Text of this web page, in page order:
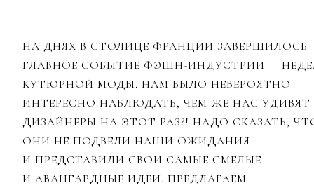
НА ДНЯХ В СТОЛИЦЕ ФРАНЦИИ ЗАВЕРШИЛОСЬ
ГЛАВНОЕ СОБЫТИЕ ФЭШН-ИНДУСТРИИ —
КУТЮРНОЙ МОДЫ. НАМ БЫЛО НЕВЕРОЯТНО
ИНТЕРЕСНО НАБЛЮДАТЬ, ЧЕМ ЖЕ НАС УДИВЯТ
ДИЗАЙНЕРЫ НА ЭТОТ РАЗ?! НАДО СКАЗАТЬ,
ОНИ НЕ ПОДВЕЛИ НАШИ ОЖИДАНИЯ
И ПРЕДСТАВИЛИ СВОИ САМЫЕ СМЕЛЫЕ
И АВАНГАРДНЫЕ ИДЕИ. ПРЕДЛАГАЕМ